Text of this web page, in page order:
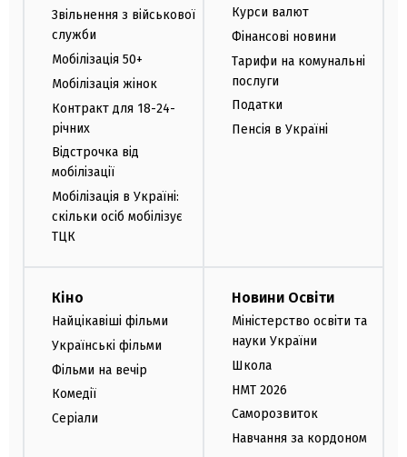
Звільнення з військової
служби
Мобілізація 50+
Мобілізація жінок
Контракт для 18-24-
річних
Відстрочка від
мобілізації
Мобілізація в Україні:
скільки осіб мобілізує
ТЦК
Курси валют
Фінансові новини
Тарифи на комунальні
послуги
Податки
Пенсія в Україні
Кіно
Найцікавіші фільми
Українські фільми
Фільми на вечір
Комедії
Серіали
Новини Освіти
Міністерство освіти та
науки України
Школа
НМТ 2026
Саморозвиток
Навчання за кордоном